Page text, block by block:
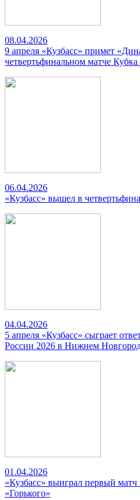
08.04.2026
9 апреля «Кузбасс» примет
четвертьфинальном матче Кубка
06.04.2026
«Кузбасс» вышел в
04.04.2026
5 апреля «Кузбасс» сыграет
России 2026 в Нижнем
01.04.2026
«Кузбасс» выиграл первый
«Горького»